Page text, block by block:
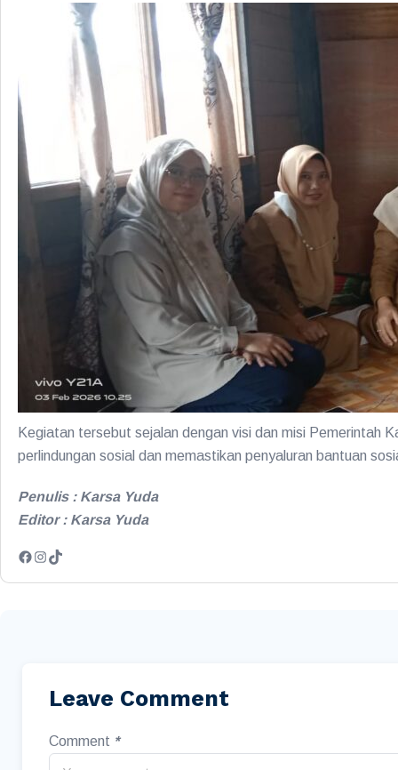
Kegiatan tersebut sejalan dengan visi dan misi Pemerintah
perlindungan sosial dan memastikan penyaluran bantuan
Penulis : Karsa Yuda
Editor : Karsa Yuda
Leave Comment
Comment *